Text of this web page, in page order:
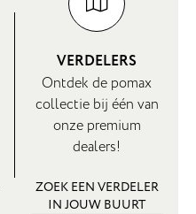
VERDELERS
Ontdek de pomax
collectie bij één van
onze premium
dealers!
ZOEK EEN VERDELER
IN JOUW BUURT